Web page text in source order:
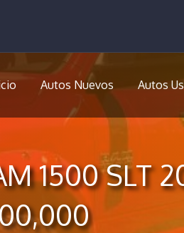
Autos Nuevos Autos
1500 SLT